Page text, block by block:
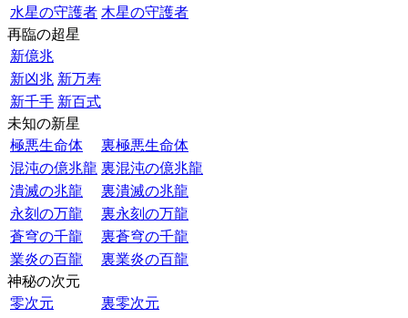
水星の守護者 木星の守護者
再臨の超星
新億兆
新凶兆 新万寿
新千手 新百式
未知の新星
極悪生命体
裏極悪生命体
混沌の億兆龍 裏混沌の億兆龍
潰滅の兆龍
裏潰滅の兆龍
永刻の万龍
裏永刻の万龍
蒼穹の千龍
裏蒼穹の千龍
業炎の百龍
裏業炎の百龍
神秘の次元
零次元
裏零次元